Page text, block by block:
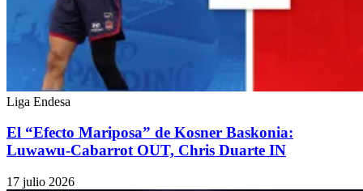
Liga Endesa
El “Efecto Mariposa” de Kosner Baskonia:
Luwawu-Cabarrot OUT, Chris Duarte IN
17 julio 2026